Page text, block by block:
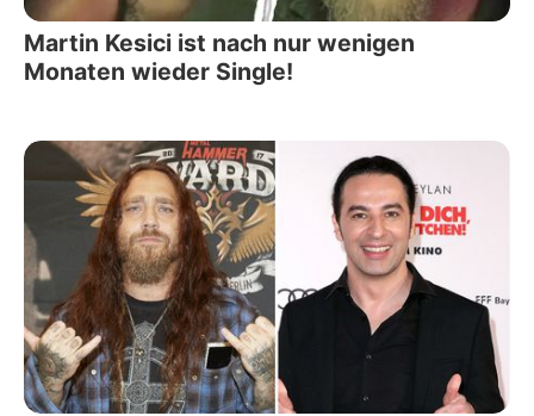
Martin Kesici ist nach nur wenigen
Monaten wieder Single!